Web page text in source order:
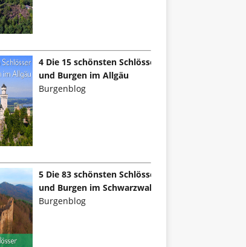
4 Die 15 schönsten Schlösser
und Burgen im Allgäu
Burgenblog
5 Die 83 schönsten Schlösser
und Burgen im Schwarzwald
Burgenblog